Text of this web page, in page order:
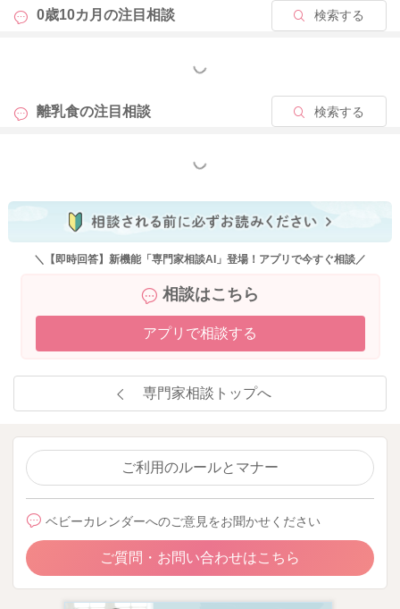
0歳10カ月の注目相談 検索する
もっと見る
離乳食の注目相談 検索する
もっと見る
＼【即時回答】新機能「専門家相談AI」登場！アプリで今すぐ相談／
相談はこちら
アプリで相談する
専門家相談トップへ
ご利用のルールとマナー
ベビーカレンダーへのご意見をお聞かせください
ご質問・お問い合わせはこちら